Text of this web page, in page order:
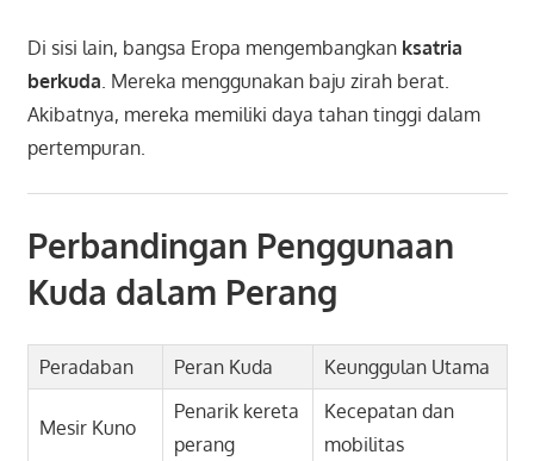
Di sisi lain, bangsa Eropa mengembangkan ksatria
berkuda . Mereka menggunakan baju zirah berat.
Akibatnya, mereka memiliki daya tahan tinggi dalam
pertempuran.
Perbandingan Penggunaan
Kuda dalam Perang
Peradaban Peran Kuda Keunggulan Utama
Mesir Kuno
Penarik kereta
perang
Kecepatan dan
mobilitas